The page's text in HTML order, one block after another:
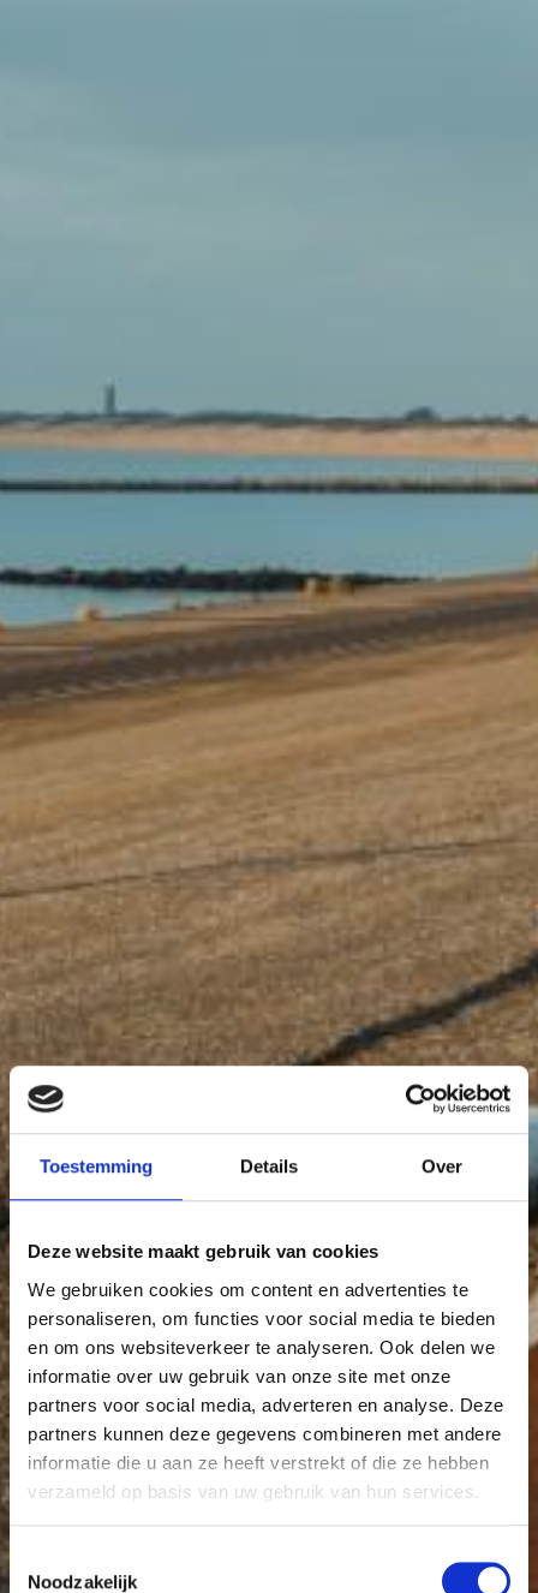
Toestemming Details Over
Deze website maakt gebruik van cookies
We gebruiken cookies om content en advertenties te
personaliseren, om functies voor social media te bieden
en om ons websiteverkeer te analyseren. Ook delen we
informatie over uw gebruik van onze site met onze
partners voor social media, adverteren en analyse. Deze
partners kunnen deze gegevens combineren met andere
informatie die u aan ze heeft verstrekt of die ze hebben
verzameld op basis van uw gebruik van hun services.
Toestemmingsselectie
Noodzakelijk